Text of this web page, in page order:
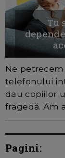
Tu
Ne
telefonului
dau copiilor
fragedă. Am
Pagini: